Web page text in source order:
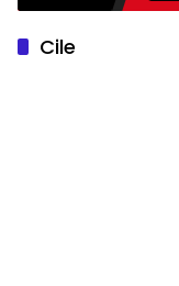
Cile